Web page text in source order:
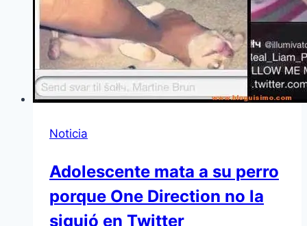
Noticia
Adolescente mata a su perro
porque One Direction no la
siguió en Twitter